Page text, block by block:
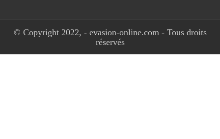
© Copyright 2022, - evasion-online.com - Tous droits
réservés